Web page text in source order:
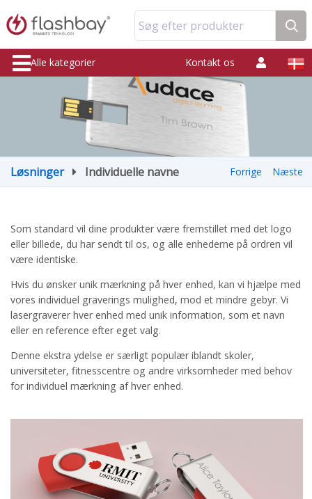
Søg efter produkter
Alle kategorier Kontakt os
Løsninger Individuelle navne Næste
Forrige
Som standard vil dine produkter være fremstillet med det logo
eller billede, du har sendt til os, og alle enhederne på ordren vil
være identiske.
Hvis du ønsker unik mærkning på hver enhed, kan vi hjælpe med
vores individuel graverings mulighed, mod et mindre gebyr. Vi
lasergraverer hver enhed med unik information, som et navn
eller en reference efter eget valg.
Denne ekstra ydelse er særligt populær iblandt skoler,
universiteter, fitnesscentre og andre virksomheder med behov
for individuel mærkning af hver enhed.